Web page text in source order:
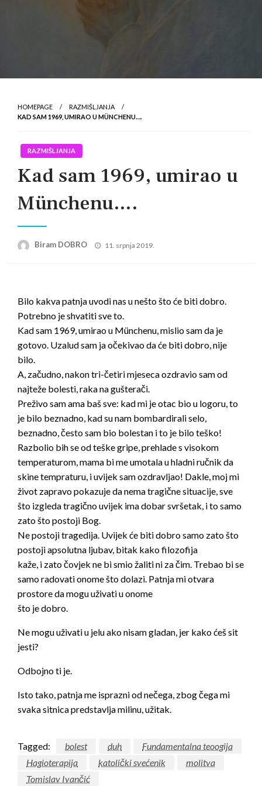
HOMEPAGE
RAZMIŠLJANJA
KAD SAM 1969, UMIRAO U MÜNCHENU….
RAZMIŠLJANJA
Kad sam 1969, umirao u
Münchenu….
Biram DOBRO
Posted
11. srpnja 2019.
Bilo kakva patnja uvodi nas u nešto što će biti dobro.
Potrebno je shvatiti sve to.
Kad sam 1969, umirao u Münchenu, mislio sam da je
gotovo. Uzalud sam ja očekivao da će biti dobro, nije
bilo.
A, začudno, nakon tri-četiri mjeseca ozdravio sam od
najteže bolesti, raka na gušterači.
Preživo sam ama baš sve: kad mi je otac bio u logoru, to
je bilo beznadno, kad su nam bombardirali selo,
beznadno, često sam bio bolestan i to je bilo teško!
Razbolio bih se od teške gripe, prehlade s visokom
temperaturom, mama bi me umotala u hladni ručnik da
skine tempraturu, i uvijek sam ozdravljao! Dakle, moj mi
život zapravo pokazuje da nema tragične situacije, sve
što izgleda tragično uvijek ima dobar svršetak, i to samo
zato što postoji Bog.
Ne postoji tragedija. Uvijek će biti dobro samo zato što
postoji apsolutna ljubav, bitak kako filozofija
kaže, i zato čovjek ne bi smio žaliti ni za čim. Trebao bi se
samo radovati onome što dolazi. Patnja mi otvara
prostore da mogu uživati u onome
što je dobro.
Ne mogu uživati u jelu ako nisam gladan, jer kako ćeš sit
jesti?
Odbojno ti je.
Isto tako, patnja me isprazni od nečega, zbog čega mi
svaka sitnica predstavlja milinu, užitak.
Tagged: bolest duh
Fundamentalna teoogija
Hagioterapija
katolički svećenik
molitva
Tomislav Ivančić